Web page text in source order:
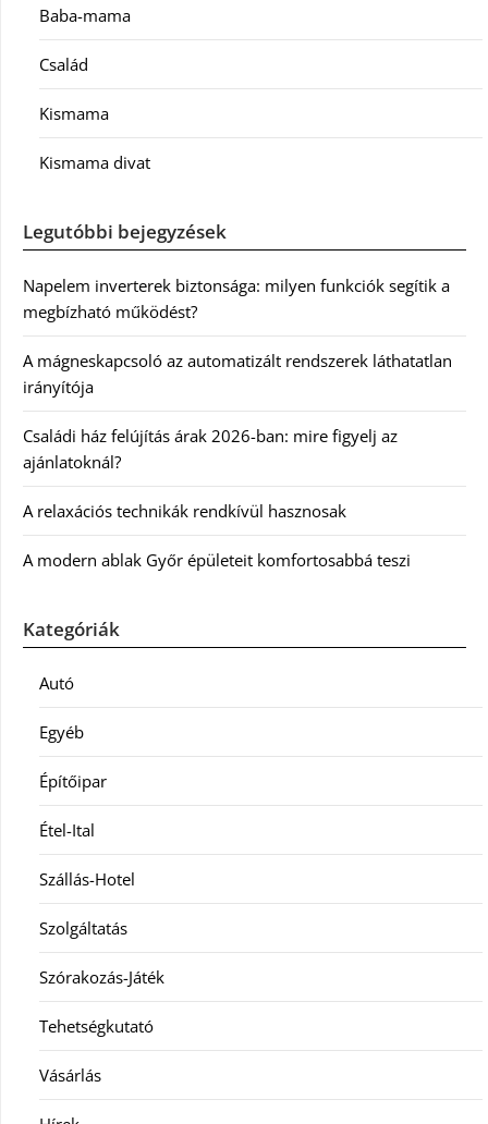
Baba-mama
Család
Kismama
Kismama divat
Legutóbbi bejegyzések
Napelem inverterek biztonsága: milyen funkciók segítik a
megbízható működést?
A mágneskapcsoló az automatizált rendszerek láthatatlan
irányítója
Családi ház felújítás árak 2026-ban: mire figyelj az
ajánlatoknál?
A relaxációs technikák rendkívül hasznosak
A modern ablak Győr épületeit komfortosabbá teszi
Kategóriák
Autó
Egyéb
Építőipar
Étel-Ital
Szállás-Hotel
Szolgáltatás
Szórakozás-Játék
Tehetségkutató
Vásárlás